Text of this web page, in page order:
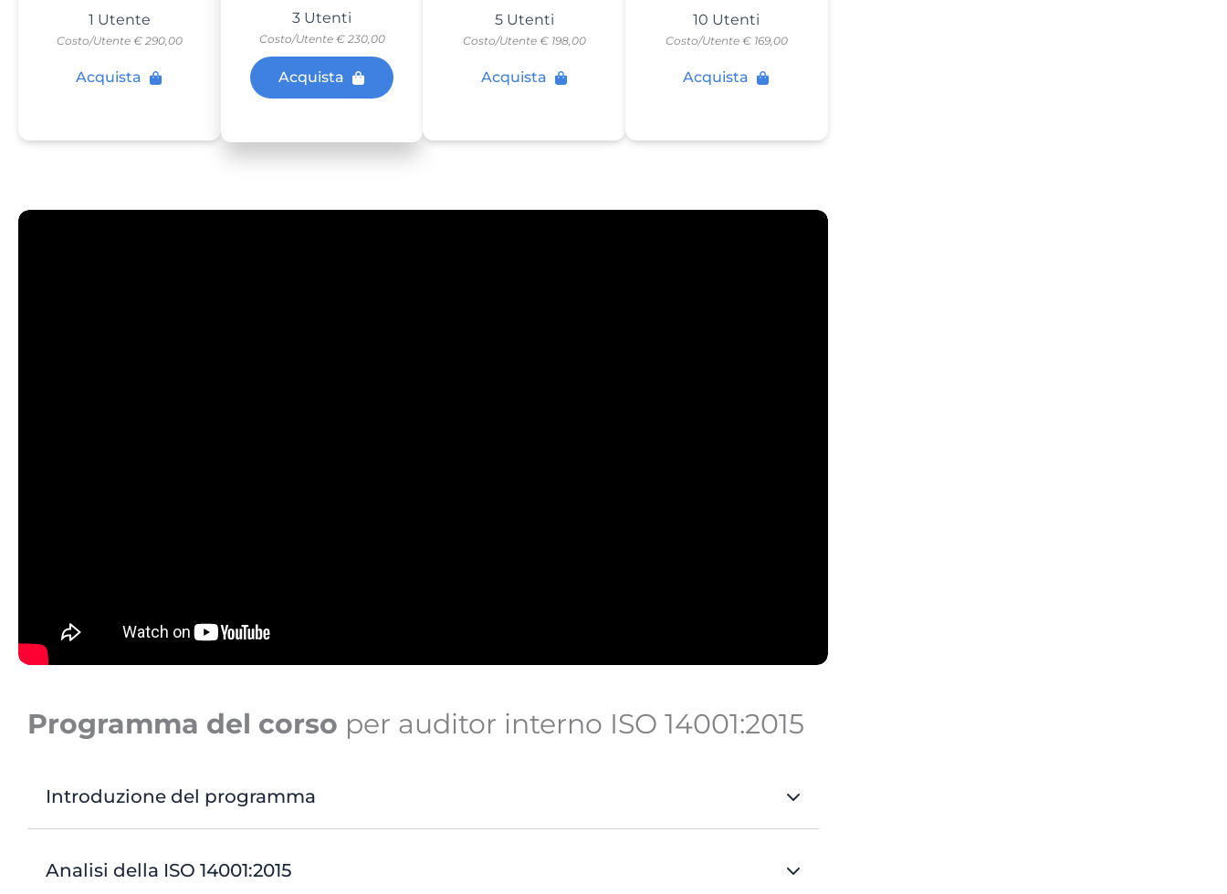
1 Utente
Costo/Utente € 290,00
Acquista
3 Utenti
Costo/Utente € 230,00
Acquista
5 Utenti
Costo/Utente € 198,00
Acquista
10 Utenti
Costo/Utente € 169,00
Acquista
Programma del corso per auditor interno ISO 14001:2015
Introduzione del programma
Analisi della ISO 14001:2015